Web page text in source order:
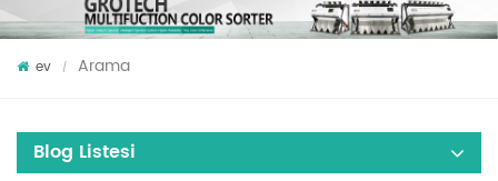
ev / Arama
Blog Listesi